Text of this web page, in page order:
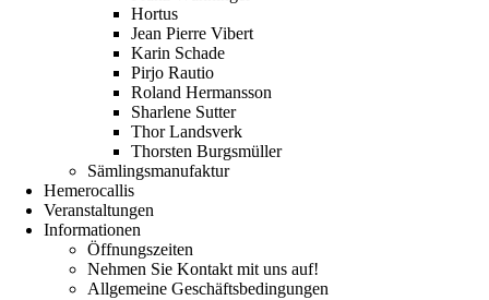
Hortus
Jean Pierre Vibert
Karin Schade
Pirjo Rautio
Roland Hermansson
Sharlene Sutter
Thor Landsverk
Thorsten Burgsmüller
Sämlingsmanufaktur
Hemerocallis
Veranstaltungen
Informationen
Öffnungszeiten
Nehmen Sie Kontakt mit uns auf!
Allgemeine Geschäftsbedingungen